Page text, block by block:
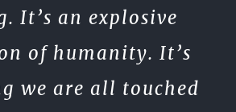
It’s an explosive
of humanity. It’s
we are all touched